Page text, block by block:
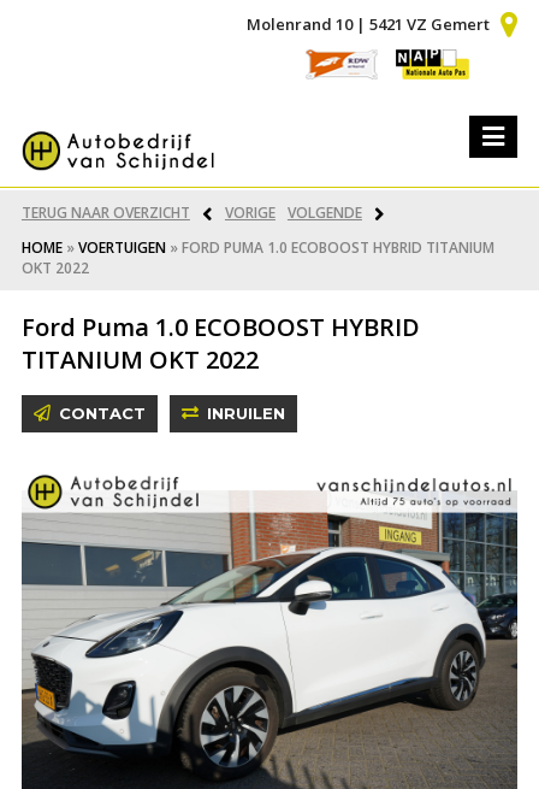
Molenrand 10 | 5421 VZ Gemert
TERUG NAAR OVERZICHT VORIGE VOLGENDE
HOME»VOERTUIGEN»FORD PUMA 1.0 ECOBOOST HYBRID TITANIUM
OKT 2022
Ford Puma 1.0 ECOBOOST HYBRID
TITANIUM OKT 2022
CONTACT INRUILEN